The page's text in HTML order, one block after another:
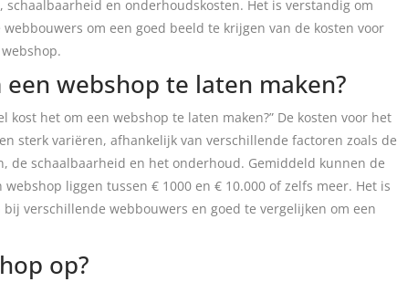
en onderhoudskosten. Het is verstandig om
om een goed beeld te krijgen van de kosten voor
webshop te laten maken?
kost het om een webshop te laten maken?” De kosten voor het
sterk variëren, afhankelijk van verschillende factoren zoals de
de schaalbaarheid en het onderhoud. Gemiddeld kunnen de
liggen tussen € 1000 en € 10.000 of zelfs meer. Het is
verschillende webbouwers en goed te vergelijken om een
op?